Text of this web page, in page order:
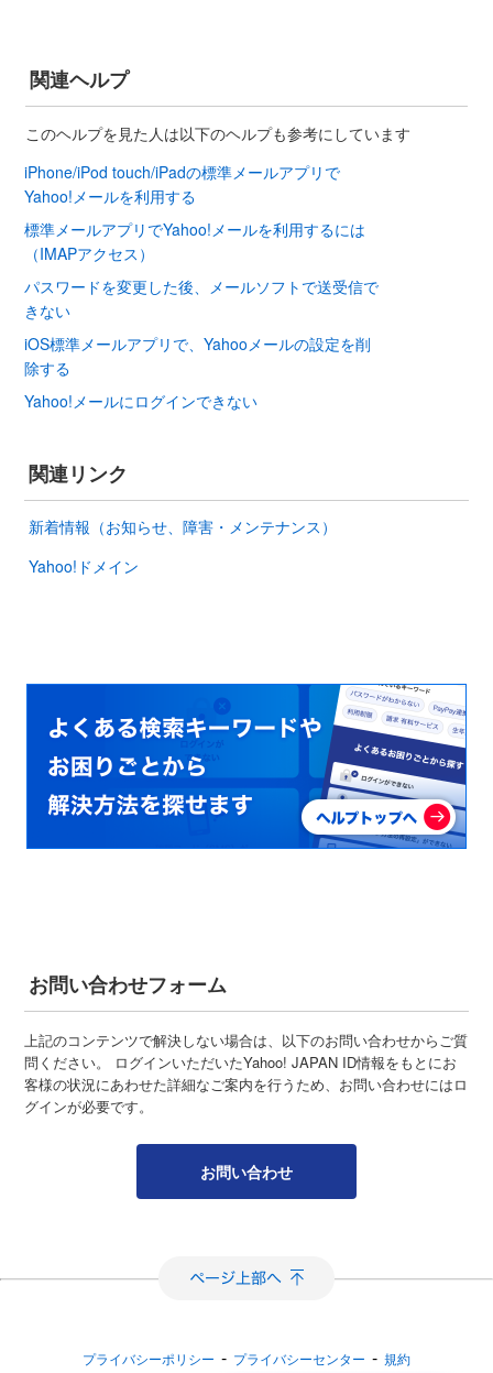
関連ヘルプ
このヘルプを見た人は以下のヘルプも参考にしています
iPhone/iPod touch/iPadの標準メールアプリで
Yahoo!メールを利用する
標準メールアプリでYahoo!メールを利用するには
（IMAPアクセス）
パスワードを変更した後、メールソフトで送受信で
きない
iOS標準メールアプリで、Yahooメールの設定を削
除する
Yahoo!メールにログインできない
関連リンク
新着情報（お知らせ、障害・メンテナンス）
Yahoo!ドメイン
お問い合わせフォーム
上記のコンテンツで解決しない場合は、以下のお問い合わせからご質
問ください。 ログインいただいたYahoo! JAPAN ID情報をもとにお
客様の状況にあわせた詳細なご案内を行うため、お問い合わせにはロ
グインが必要です。
お問い合わせ
プライバシーポリシー - プライバシーセンター - 規約